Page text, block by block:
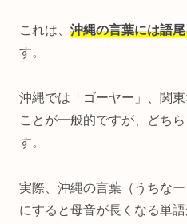
これは、 沖縄の言葉には語
す。
沖縄では「ゴーヤー」、関
ことが一般的ですが、どち
す。
実際、沖縄の言葉（うちな
にすると母音が長くなる単